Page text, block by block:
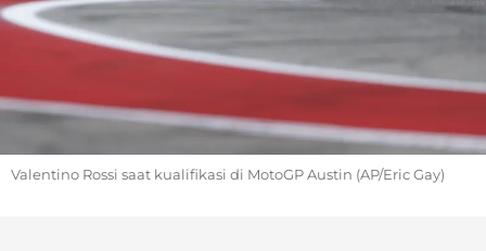
Valentino Rossi saat kualifikasi di MotoGP Austin (AP/Eric Gay)